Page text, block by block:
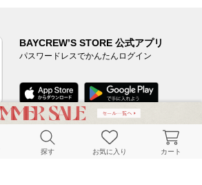
BAYCREW’S STORE 公式アプリ
パスワードレスでかんたんログイン
SERVICE
探す お気に入り カート